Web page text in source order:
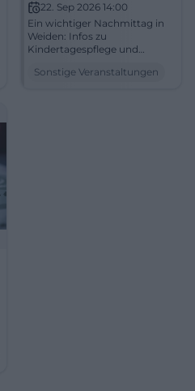
22. Sep 2026 14:00
Ein wichtiger Nachmittag in
Weiden: Infos zu
Kindertagespflege und
Regionalbibliothek.
Sonstige Veranstaltungen